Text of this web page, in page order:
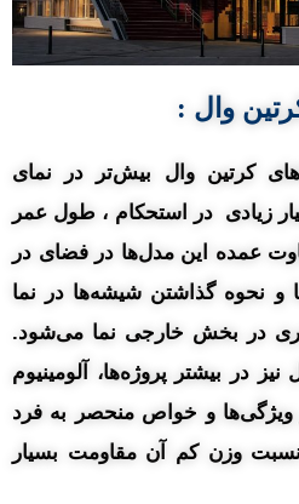
وال :
کرتین وال بیش‌تر در نمای
زیادی در استحکام ، طول عمر
عمده این مدل‌ها در فضای در
و نحوه گذاشتن شیشه‌ها در نما
در بخش خارجی نما می‌شود.
در بیشتر پروژه‌ها، آلومینیوم
ویژگی‌ها و خواص منحصر به فرد
وزن کم آن مقاومت بسیار